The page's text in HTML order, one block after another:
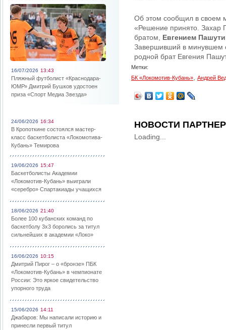
16/07/2026 13:43
Пляжный футболист «Краснодара-
ЮМР» Дмитрий Бушков удостоен
приза «Спорт Медиа Звезда»
24/06/2026 16:34
В Кропоткине состоялся мастер-
класс баскетболиста «Локомотива-
Кубань» Темирова
19/06/2026 15:47
Баскетболисты Академии
«Локомотив-Кубань» выиграли
«серебро» Спартакиады учащихся
18/06/2026 21:40
Более 100 кубанских команд по
баскетболу 3х3 боролись за титул
сильнейших в академии «Локо»
16/06/2026 10:15
Дмитрий Пирог – о «бронзе» ПБК
«Локомотив-Кубань» в чемпионате
России: Это яркое свидетельство
упорного труда
15/06/2026 14:11
Джабаров: Мы написали историю и
принесли первый титул
Об этом сообщил в своем
«Решение принято. Захар
братом, Евгением
Завершивший в минувшем
родной брат Евгения
Метки:
БК «Локомотив-Кубань»
Андрей
НОВОСТИ
Loading...